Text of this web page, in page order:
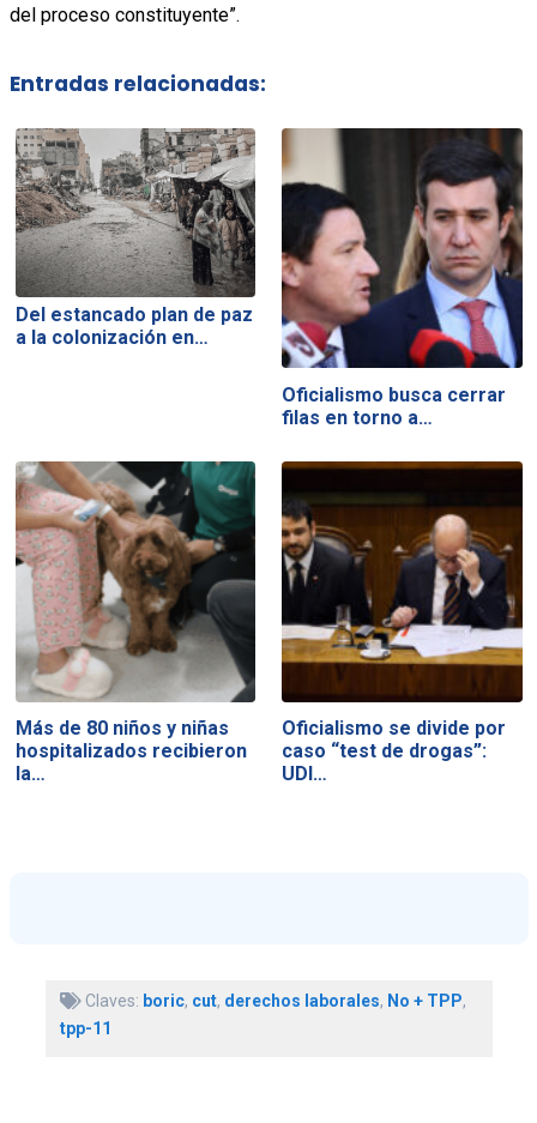
del proceso constituyente”.
Entradas relacionadas:
Del estancado plan de paz
a la colonización en…
Oficialismo busca cerrar
filas en torno a…
Más de 80 niños y niñas
hospitalizados recibieron
la…
Oficialismo se divide por
caso “test de drogas”:
UDI…
Claves: boric, cut, derechos laborales, No + TPP,
tpp-11